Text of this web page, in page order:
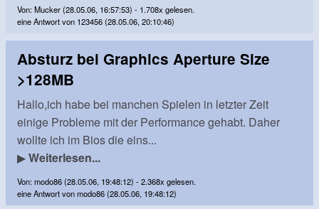
Von: Mucker (28.05.06, 16:57:53) - 1.708x gelesen.
eine Antwort von 123456 (28.05.06, 20:10:46)
Absturz bei Graphics Aperture Size
>128MB
Hallo,ich habe bei manchen Spielen in letzter Zeit
einige Probleme mit der Performance gehabt. Daher
wollte ich im Bios die eins...
▶Weiterlesen...
Von: modo86 (28.05.06, 19:48:12) - 2.368x gelesen.
eine Antwort von modo86 (28.05.06, 19:48:12)